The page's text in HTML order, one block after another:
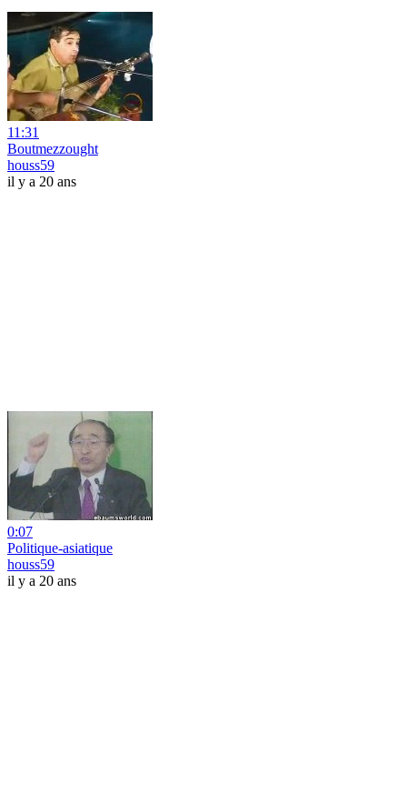
11:31
Boutmezzought
houss59
il y a 20 ans
0:07
Politique-asiatique
houss59
il y a 20 ans